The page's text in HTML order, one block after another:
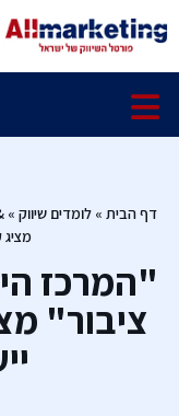
דף הבית »לומדים שיווק »
מציג
"המרכז
ציבור"